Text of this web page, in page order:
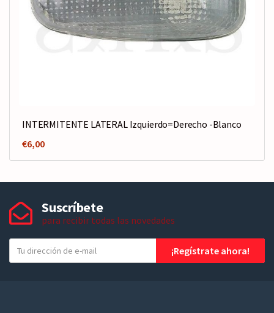
INTERMITENTE LATERAL Izquierdo=Derecho -Blanco
€6,00
Suscríbete
para recibir todas las novedades
u
¡Regístrate ahora!